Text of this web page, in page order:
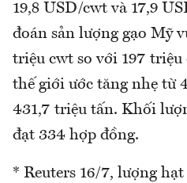
19,8 USD/cwt và 17,9
đoán sản lượng gạo Mỹ
triệu cwt so với 197
thế giới ước tăng nhẹ từ
431,7 triệu tấn. Khối
đạt 334 hợp đồng.
* Reuters 16/7, lượng